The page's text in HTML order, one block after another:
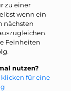
zu einer
wenn ein
nächsten
Feinheiten
nutzen?
klicken für eine